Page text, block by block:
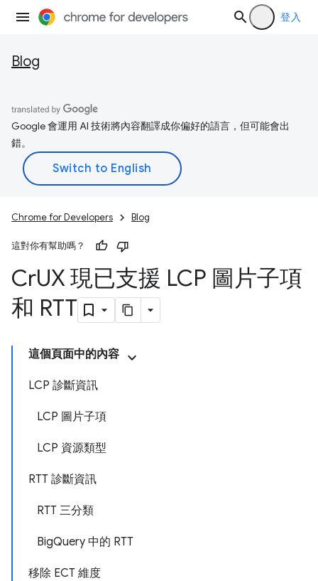
登入
Blog
Google 會運用 AI 技術將內容翻譯成你偏好的語言，但可能會出
錯。
Chrome for Developers Blog
這對你有幫助嗎？
CrUX 現已支援 LCP 圖片子項
和 RTT
這個頁面中的內容
LCP 診斷資訊
LCP 圖片子項
LCP 資源類型
RTT 診斷資訊
RTT 三分類
BigQuery 中的 RTT
移除 ECT 維度